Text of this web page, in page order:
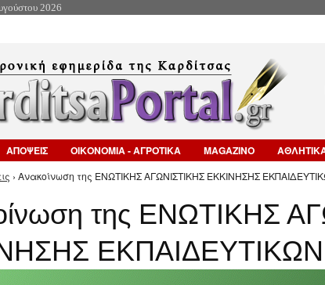
2026
ΑΠΟΨΕΙΣ ΟΙΚΟΝΟΜΙΑ - ΑΓΡΟΤΙΚΑ MAGAZINO
› Ανακοίνωση της ΕΝΩΤΙΚΗΣ ΑΓΩΝΙΣΤΙΚΗΣ ΕΚΚΙΝΗΣΗΣ
της ΕΝΩΤΙΚΗΣ